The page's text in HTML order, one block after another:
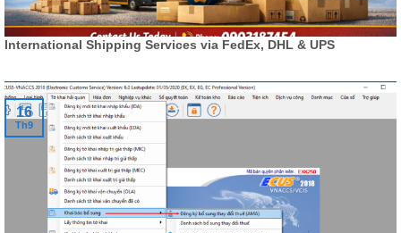
International Shipping Services via FedEx, DHL & UPS
16
Th9